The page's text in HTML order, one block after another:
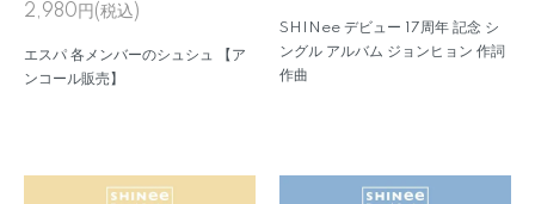
2,980円(税込)
エスパ 各メンバーのシュシュ 【ア
ンコール販売】
SHINee デビュー 17周年 記念 シ
ングル アルバム ジョンヒョン 作詞
作曲